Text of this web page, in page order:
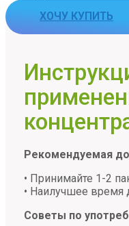
ХОЧУ КУПИТЬ
Рекомендуемая
• Принимайте 1-2
• Наилучшее время
Советы по